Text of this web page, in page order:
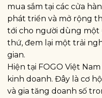
mua sắm tại các cửa
phát triển và mở rộng
tới cho người dùng
thứ, đem lại một trải
gian.
Hiện tại FOGO Việt
kinh doanh. Đây là cơ
và gia tăng doanh số